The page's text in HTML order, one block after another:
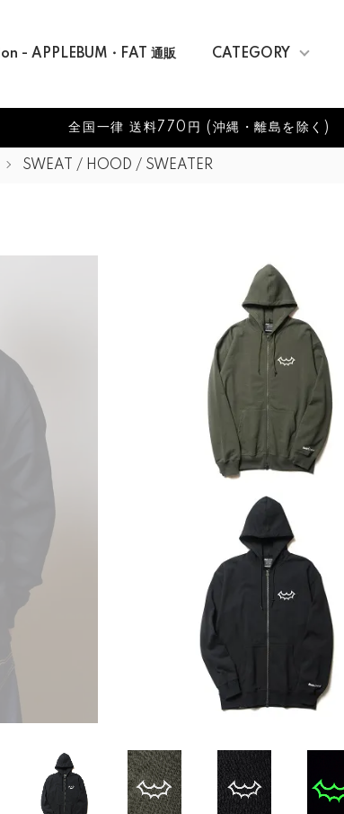
- APPLEBUM・FAT 通販 CATEGORY
全国一律 送料770円 (沖縄・離島を除く)
SWEAT / HOOD / SWEATER